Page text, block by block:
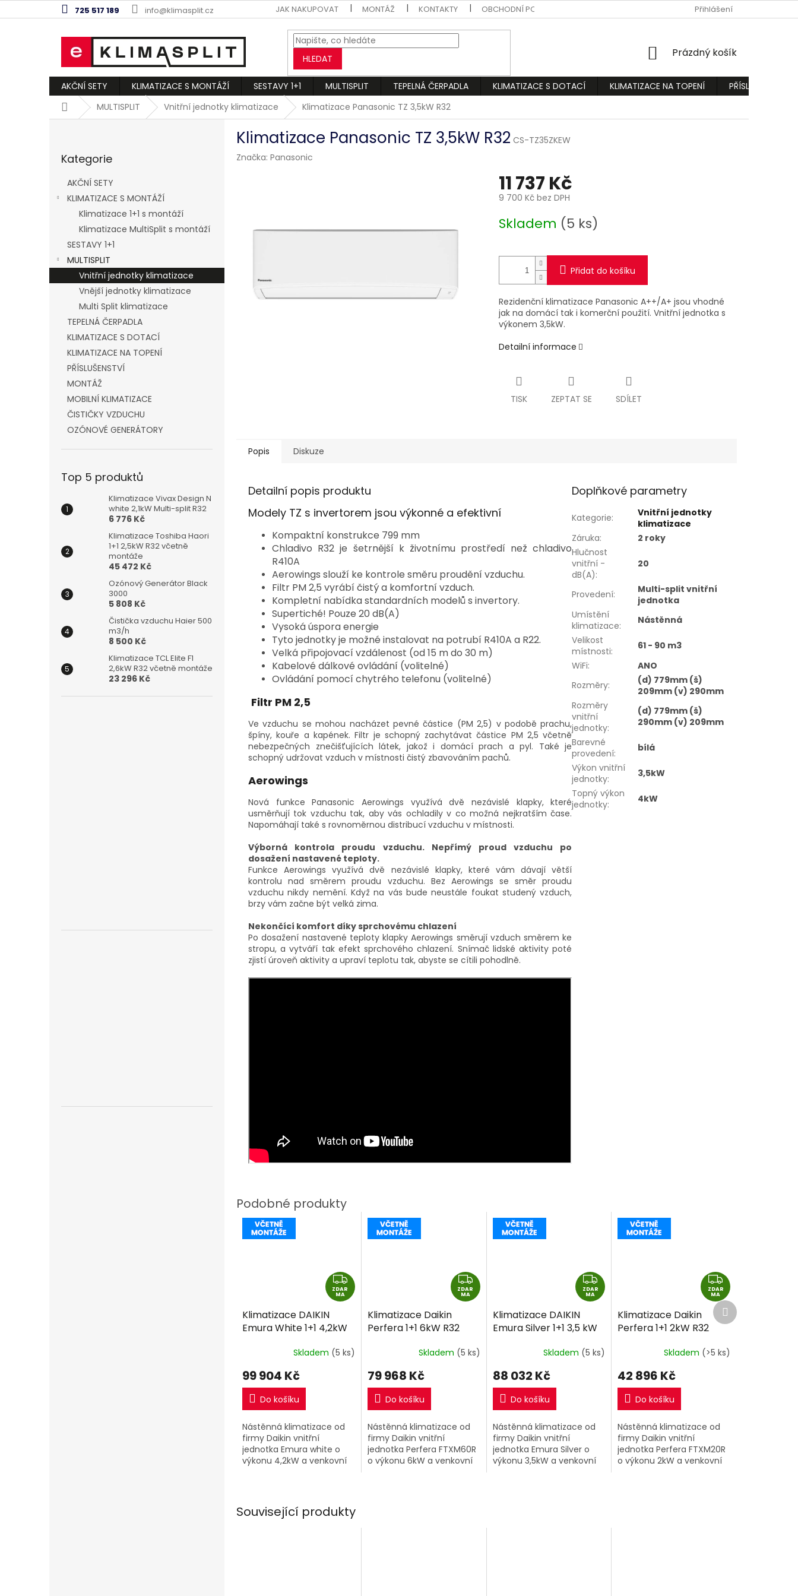
na
725 517 189 info@klimasplit.cz JAK NAKUPOVAT MONTÁŽ KONTAKTY OBCHODNÍ PODMÍNKY PODMÍNKY OCHRANY OSOBNÍCH ÚDAJŮ
Přihlášení
HLEDAT
NÁKUPNÍ
Prázdný košík
AKČNÍ SETY KLIMATIZACE S MONTÁŽÍ SESTAVY 1+1 MULTISPLIT TEPELNÁ ČERPADLA KLIMATIZACE S DOTACÍ KLIMATIZACE NA TOPENÍ
PŘÍSLUŠENSTVÍ
DomůMULTISPLIT Vnitřní jednotky klimatizace Klimatizace Panasonic TZ 3,5kW R32
n
e
kategorie
Kategorie
AKČNÍ SETY
KLIMATIZACE S MONTÁŽÍ
Klimatizace 1+1 s montáží
Klimatizace MultiSplit s montáží
SESTAVY 1+1
MULTISPLIT
Vnitřní jednotky klimatizace
Vnější jednotky klimatizace
Multi Split klimatizace
TEPELNÁ ČERPADLA
KLIMATIZACE S DOTACÍ
KLIMATIZACE NA TOPENÍ
PŘÍSLUŠENSTVÍ
MONTÁŽ
MOBILNÍ KLIMATIZACE
ČISTIČKY VZDUCHU
OZÓNOVÉ GENERÁTORY
Top 5 produktů
Klimatizace Vivax Design N
white 2,1kW Multi-split R32
6 776 Kč
Klimatizace Toshiba Haori
1+1 2,5kW R32 včetně
montáže
45 472 Kč
Ozónový Generátor Black
3000
5 808 Kč
Čistička vzduchu Haier 500
m3/h
8 500 Kč
Klimatizace TCL Elite F1
2,6kW R32 včetně montáže
23 296 Kč
Klimatizace Panasonic TZ 3,5kW R32 CS-TZ35ZKEW
Značka: Panasonic
11 737 Kč
9 700 Kč bez DPH
cena:
Skladem (5 ks)
Přidat do košíku
Rezidenční klimatizace Panasonic A++/A+ jsou vhodné
jak na domácí tak i komerční použití. Vnitřní jednotka s
výkonem 3,5kW.
Detailní informace
TISK ZEPTAT SE SDÍLET
Související produkty
Popis Diskuze
Detailní popis produktu
Modely TZ s invertorem jsou výkonné a efektivní
Kompaktní konstrukce 799 mm
Chladivo R32 je šetrnější k životnímu prostředí než chladivo
R410A
Aerowings slouží ke kontrole směru proudění vzduchu.
Filtr PM 2,5 vyrábí čistý a komfortní vzduch.
Kompletní nabídka standardních modelů s invertory.
Supertiché! Pouze 20 dB(A)
Vysoká úspora energie
Tyto jednotky je možné instalovat na potrubí R410A a R22.
Velká připojovací vzdálenost (od 15 m do 30 m)
Kabelové dálkové ovládání (volitelné)
Ovládání pomocí chytrého telefonu (volitelné)
Filtr PM 2,5
Ve vzduchu se mohou nacházet pevné částice (PM 2,5) v podobě prachu,
špíny, kouře a kapének. Filtr je schopný zachytávat částice PM 2,5 včetně
nebezpečných znečišťujících látek, jakož i domácí prach a pyl. Také je
schopný udržovat vzduch v místnosti čistý zbavováním pachů.
Aerowings
Nová funkce Panasonic Aerowings využívá dvě nezávislé klapky, které
usměrňují tok vzduchu tak, aby vás ochladily v co možná nejkratším čase.
Napomáhají také s rovnoměrnou distribucí vzduchu v místnosti.
Výborná kontrola proudu vzduchu. Nepřímý proud vzduchu po
dosažení nastavené teploty.
Funkce Aerowings využívá dvě nezávislé klapky, které vám dávají větší
kontrolu nad směrem proudu vzduchu. Bez Aerowings se směr proudu
vzduchu nikdy nemění. Když na vás bude neustále foukat studený vzduch,
brzy vám začne být velká zima.
Nekončící komfort díky sprchovému chlazení
Po dosažení nastavené teploty klapky Aerowings směrují vzduch směrem ke
stropu, a vytváří tak efekt sprchového chlazení. Snímač lidské aktivity poté
zjistí úroveň aktivity a upraví teplotu tak, abyste se cítili pohodlně.
Doplňkové parametry
Kategorie:
Vnitřní jednotky
klimatizace
Záruka:
2 roky
Hlučnost
vnitřní -
dB(A):
20
Provedení:
Multi-split vnitřní
jednotka
Umístění
klimatizace:
Nástěnná
Velikost
místnosti:
61 - 90 m3
WiFi:
ANO
Rozměry:
(d) 779mm (š)
209mm (v) 290mm
Rozměry
vnitřní
jednotky:
(d) 779mm (š)
290mm (v) 209mm
Barevné
provedení:
bílá
Výkon vnitřní
jednotky:
3,5kW
Topný výkon
jednotky: 4kW
Z
D
R
A
ZDAR
MA
Klimatizace DAIKIN
Emura White 1+1 4,2kW
Skladem (5 ks)
99 904 Kč
Do košíku
Nástěnná klimatizace od
firmy Daikin vnitřní
jednotka Emura white o
výkonu 4,2kW a venkovní
Z
D
A
ZDAR
MA
Klimatizace Daikin
Perfera 1+1 6kW R32
Skladem (5 ks)
79 968 Kč
Do košíku
Nástěnná klimatizace od
firmy Daikin vnitřní
jednotka Perfera FTXM60R
o výkonu 6kW a venkovní
Z
D
R
A
ZDAR
MA
Klimatizace DAIKIN
Emura Silver 1+1 3,5 kW
Skladem (5 ks)
88 032 Kč
Do košíku
Nástěnná klimatizace od
firmy Daikin vnitřní
jednotka Emura Silver o
výkonu 3,5kW a venkovní
Z
D
A
R
A
ZDAR
MA
Klimatizace Daikin
Perfera 1+1 2kW R32
Skladem (>5 ks)
42 896 Kč
Do košíku
Nástěnná klimatizace od
firmy Daikin vnitřní
jednotka Perfera FTXM20R
o výkonu 2kW a venkovní
Další
produkt